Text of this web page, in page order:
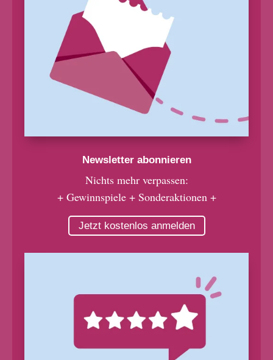
Newsletter abonnieren
Nichts mehr verpassen:
+ Gewinnspiele + Sonderaktionen +
Jetzt kostenlos anmelden